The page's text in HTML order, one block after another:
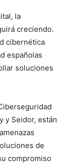
la
creciendo.
cibernética
españolas
soluciones
y Seidor, están
de
compromiso